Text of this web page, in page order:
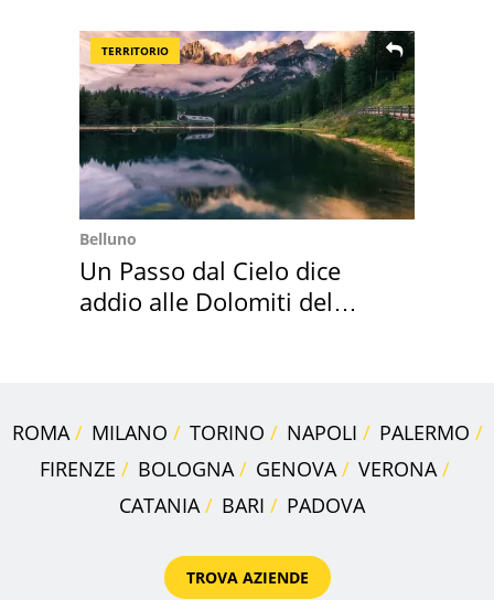
TERRITORIO
Belluno
Un Passo dal Cielo dice
addio alle Dolomiti del
ROMA MILANO TORINO NAPOLI
PALERMO
FIRENZE
BOLOGNA GENOVA
VERONA
CATANIA
BARI PADOVA
TROVA AZIENDE